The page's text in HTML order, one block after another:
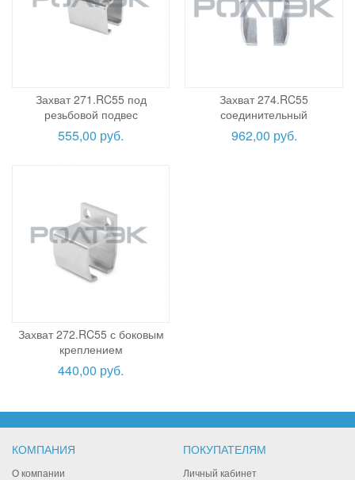
Захват 271.RC55 под
резьбовой подвес
555,00 руб.
Захват 274.RC55
соединительный
962,00 руб.
Захват 272.RC55 с боковым
креплением
440,00 руб.
КОМПАНИЯ
О компании
ПОКУПАТЕЛЯМ
Личный кабинет